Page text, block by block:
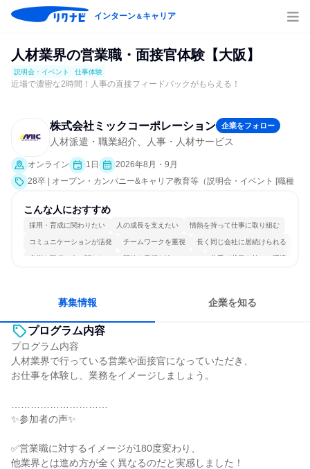
インターン＆キャリア
人材業界の営業職・面接官体験【大阪】
説明会・イベント 仕事体験
近場で濃密な2時間！人事の直接フィードバックがもらえる！
株式会社ミックコーポレーション 企業をフォロー
人材派遣・職業紹介、人事・人材サービス
オンライン 1日
2026年8月・9月
28卒 | オープン・カンパニー&キャリア教育等（説明会・イベント [職種
究]、仕事体験）
こんな人におすすめ
採用・育成に関わりたい 人の成長を支えたい 情熱を持って仕事に取り組む
コミュニケーションが活発 チームワークを重視 長く同じ会社に居続けられる
多様な職種の人と関われる 明確な目標を追いかける 若手が裁量を持てる環境
募集情報 企業を知る
プログラム内容
プログラム内容
人材業界で行っている営業や面接官になっていただき、
お仕事を体験し、業務をイメージしましょう。
✨️参加者の声✨️
✅営業職に対するイメージが180度変わり、
他業界とは進め方が全く異なるのだと実感しました！